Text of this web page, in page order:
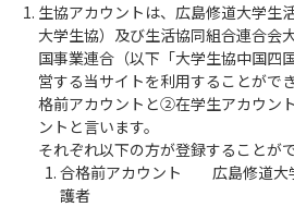
生協アカウントは、広島修道大学生
大学生協）及び生活協同組合連合会
国事業連合（以下「大学生協中国四
営する当サイトを利用することがで
格前アカウントと②在学生アカウン
ントと言います。
それぞれ以下の方が登録することがで
合格前アカウント 広島修道大
護者